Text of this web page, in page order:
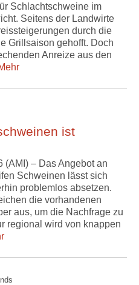
Schlachtschweine im
Seitens der Landwirte
durch die
Grillsaison gehofft. Doch
Anreize aus den
ist
(AMI) – Das Angebot an
Schweinen lässt sich
problemlos absetzen.
die vorhandenen
aus, um die Nachfrage zu
regional wird von knappen